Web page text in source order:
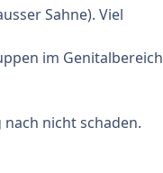
Sahne). Viel
im Genitalbereich
nach nicht schaden.